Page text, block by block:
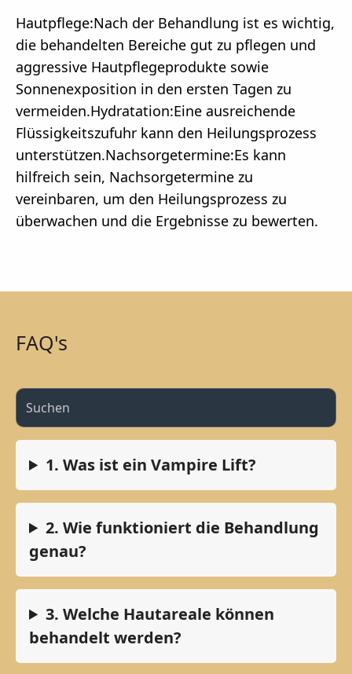
Hautpflege:Nach der Behandlung ist es wichtig,
die behandelten Bereiche gut zu pflegen und
aggressive Hautpflegeprodukte sowie
Sonnenexposition in den ersten Tagen zu
vermeiden.Hydratation:Eine ausreichende
Flüssigkeitszufuhr kann den Heilungsprozess
unterstützen.Nachsorgetermine:Es kann
hilfreich sein, Nachsorgetermine zu
vereinbaren, um den Heilungsprozess zu
überwachen und die Ergebnisse zu bewerten.
FAQ's
1. Was ist ein Vampire Lift?
2. Wie funktioniert die Behandlung
genau?
3. Welche Hautareale können
behandelt werden?